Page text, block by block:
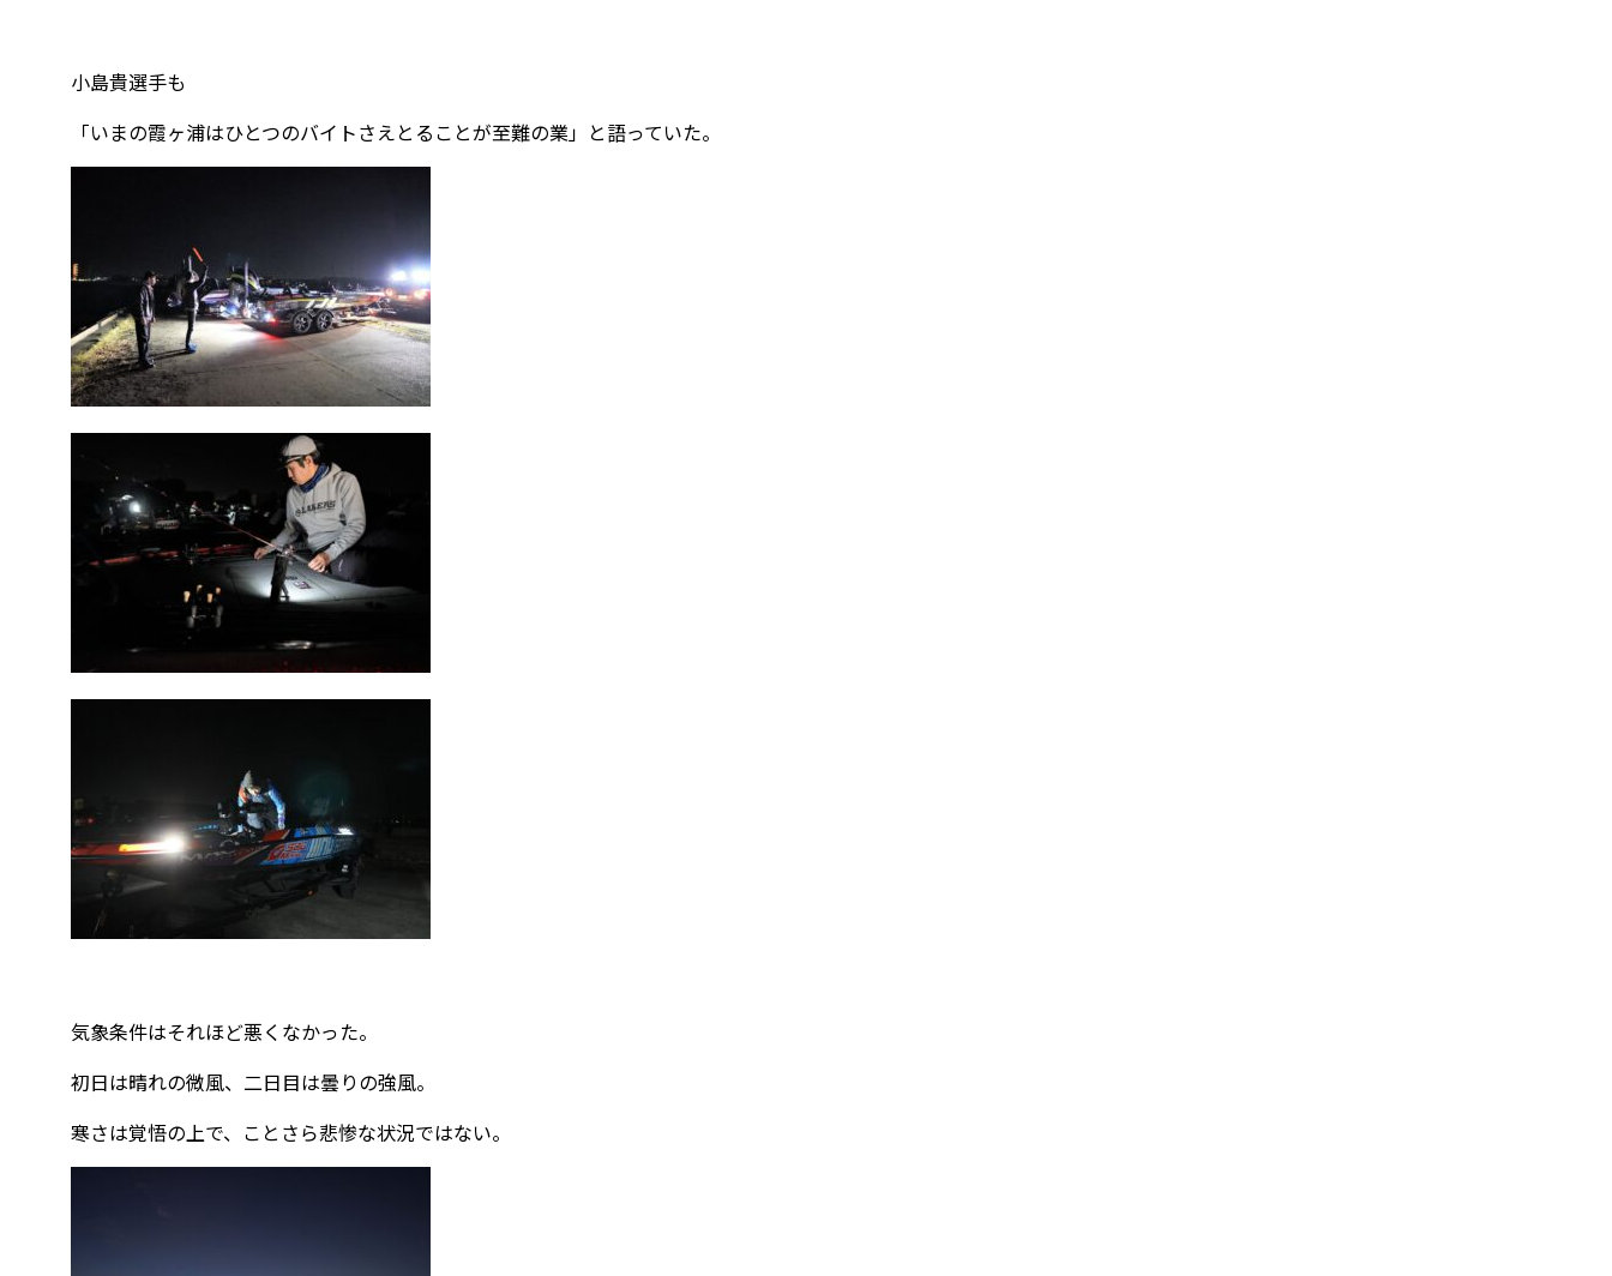
小島貴選手も
「いまの霞ヶ浦はひとつのバイトさえとることが至難の業」と語っていた。
気象条件はそれほど悪くなかった。
初日は晴れの微風、二日目は曇りの強風。
寒さは覚悟の上で、ことさら悲惨な状況ではない。